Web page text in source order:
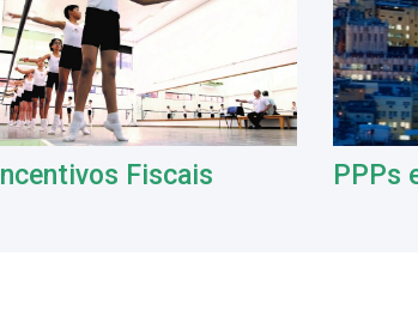
Incentivos Fiscais PPPs